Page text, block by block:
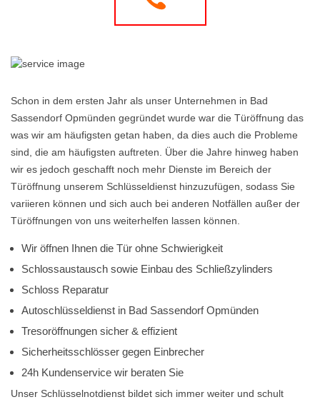
Schon in dem ersten Jahr als unser Unternehmen in Bad
Sassendorf Opmünden gegründet wurde war die Türöffnung das
was wir am häufigsten getan haben, da dies auch die Probleme
sind, die am häufigsten auftreten. Über die Jahre hinweg haben
wir es jedoch geschafft noch mehr Dienste im Bereich der
Türöffnung unserem Schlüsseldienst hinzuzufügen, sodass Sie
variieren können und sich auch bei anderen Notfällen außer der
Türöffnungen von uns weiterhelfen lassen können.
Wir öffnen Ihnen die Tür ohne Schwierigkeit
Schlossaustausch sowie Einbau des Schließzylinders
Schloss Reparatur
Autoschlüsseldienst in Bad Sassendorf Opmünden
Tresoröffnungen sicher & effizient
Sicherheitsschlösser gegen Einbrecher
24h Kundenservice wir beraten Sie
Unser Schlüsselnotdienst bildet sich immer weiter und schult